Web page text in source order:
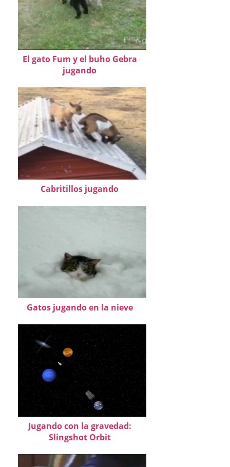
El gato Fum y el buho Gebra
jugando
Cabritillos jugando
Gatos jugando en la nieve
Jugando con la gravedad:
Slingshot Orbit